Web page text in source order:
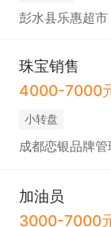
彭水县乐惠超市
珠宝销售
4000-7000
小转盘
成都恋银品牌管
加油员
3000-7000